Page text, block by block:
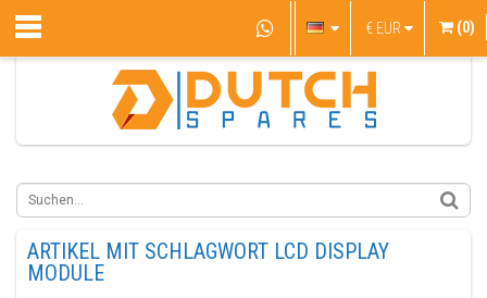
€ EUR (0)
ARTIKEL MIT SCHLAGWORT LCD DISPLAY
MODULE